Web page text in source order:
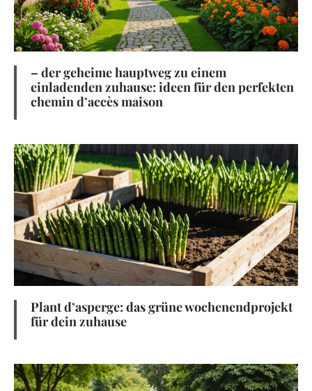
– der geheime hauptweg zu einem
einladenden zuhause: ideen für den perfekten
chemin d’accès maison
Plant d’asperge: das grüne wochenendprojekt
für dein zuhause